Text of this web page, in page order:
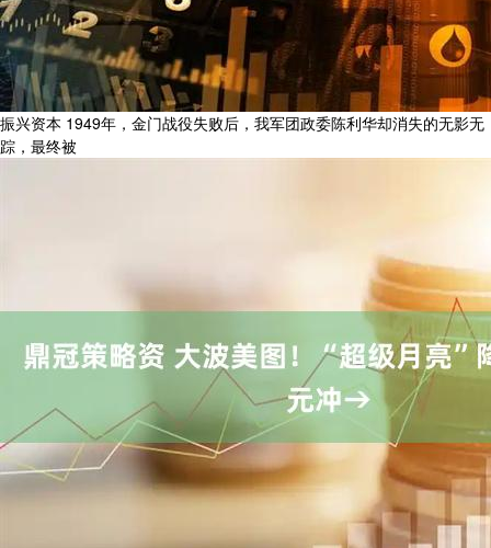
振兴资本 1949年，金门战役失败后，我军团政委陈利华却消失的无影无
踪，最终被